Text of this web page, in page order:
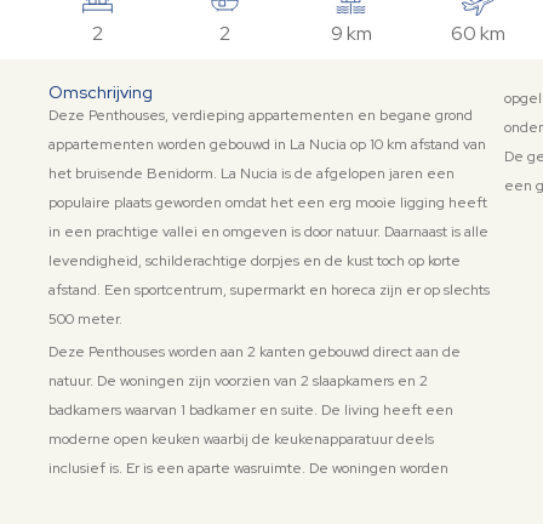
2 2 9 km 60 km
Omschrijving
Deze Penthouses, verdieping appartementen en begane grond
appartementen worden gebouwd in La Nucia op 10 km afstand van
het bruisende Benidorm. La Nucia is de afgelopen jaren een
populaire plaats geworden omdat het een erg mooie ligging heeft
in een prachtige vallei en omgeven is door natuur. Daarnaast is alle
levendigheid, schilderachtige dorpjes en de kust toch op korte
afstand. Een sportcentrum, supermarkt en horeca zijn er op slechts
500 meter.
Deze Penthouses worden aan 2 kanten gebouwd direct aan de
natuur. De woningen zijn voorzien van 2 slaapkamers en 2
badkamers waarvan 1 badkamer en suite. De living heeft een
moderne open keuken waarbij de keukenapparatuur deels
inclusief is. Er is een aparte wasruimte. De woningen worden
De
een